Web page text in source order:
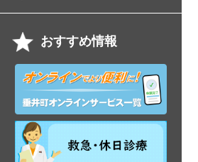
おすすめ情報
ン
ラ
イ
ン
サ
ー
祝
日・
年